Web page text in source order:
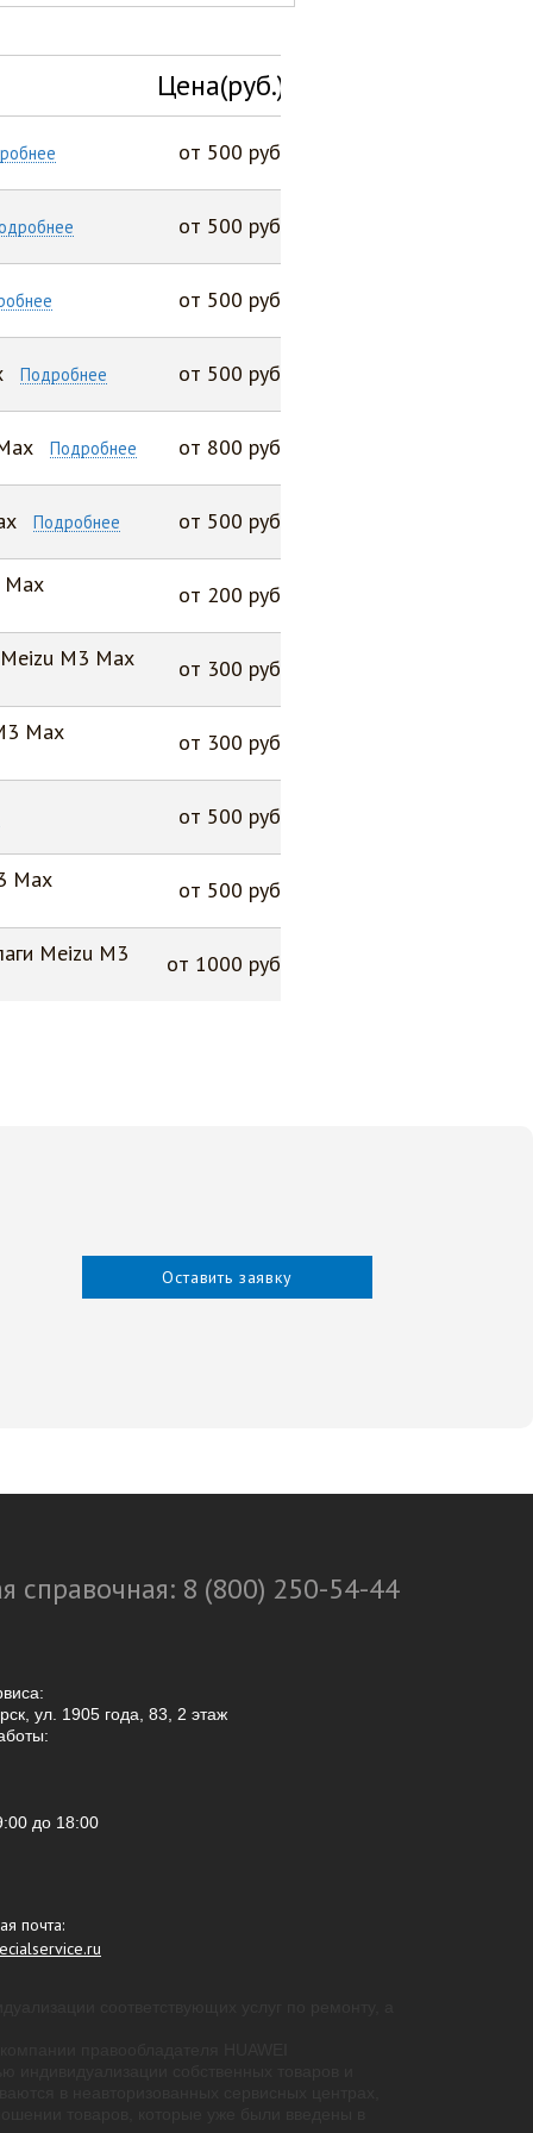
Цена(руб.)
от 500 руб
от 500 руб
от 500 руб
Подробнее от 500 руб
Подробнее от 800 руб
Подробнее от 500 руб
Max от 200 руб
M3 Max от 300 руб
Max от 300 руб
от 500 руб
Max от 500 руб
Meizu M3 от 1000 руб
Оставить заявку
справочная: 8 (800) 250-54-44
ул. 1905 года, 83, 2 этаж
до 18:00
почта: